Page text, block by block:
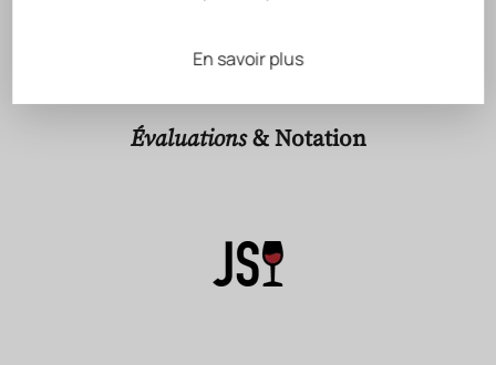
En savoir plus
Évaluations& Notation